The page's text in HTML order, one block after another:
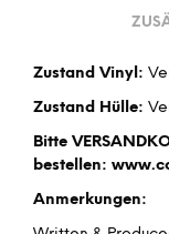
Zustand Vinyl:
Zustand Hülle:
Bitte
bestellen:
Anmerkungen: